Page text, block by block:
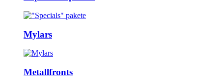
Mylars
Metallfronts